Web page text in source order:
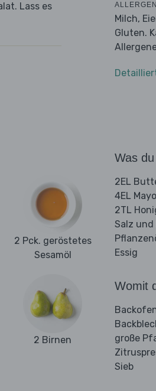
Lass es
Milch,
Gluten.
2 Pck. geröstetes
Sesamöl
2 Birnen
Was
2EL
4EL
2TL
Salz
Essig
Womit
große
Sieb